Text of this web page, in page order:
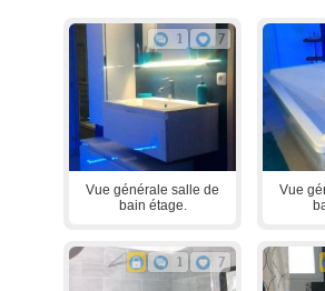
1 7
Vue générale salle de
bain étage.
Vue
1 7